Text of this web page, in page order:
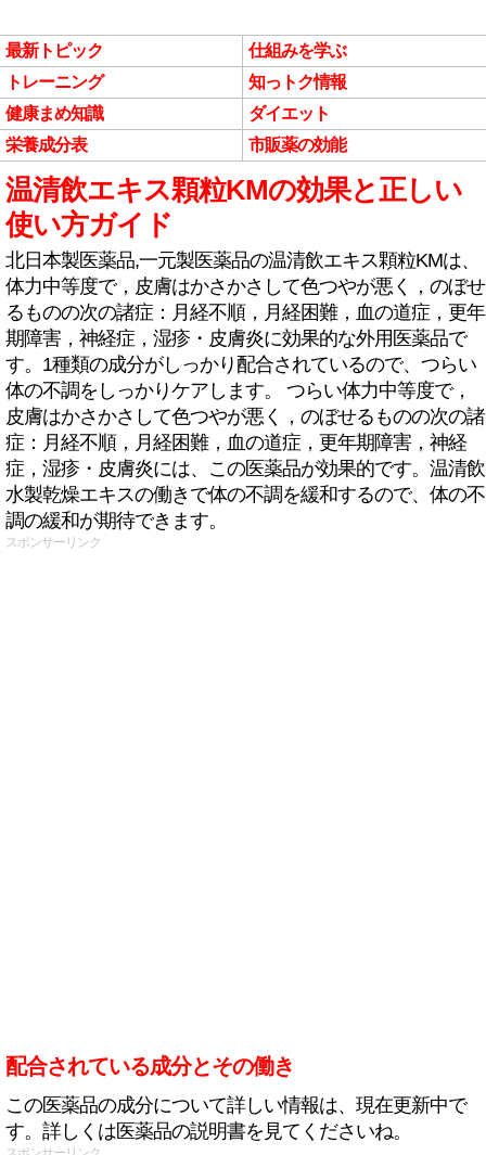
最新トピック
仕組みを学ぶ
トレーニング
知っトク情報
健康まめ知識
ダイエット
栄養成分表
市販薬の効能
温清飲エキス顆粒KMの効果と正しい
使い方ガイド
北日本製医薬品,一元製医薬品の温清飲エキス顆粒KMは、
体力中等度で，皮膚はかさかさして色つやが悪く，のぼせ
るものの次の諸症：月経不順，月経困難，血の道症，更年
期障害，神経症，湿疹・皮膚炎に効果的な外用医薬品で
す。1種類の成分がしっかり配合されているので、つらい
体の不調をしっかりケアします。 つらい体力中等度で，
皮膚はかさかさして色つやが悪く，のぼせるものの次の諸
症：月経不順，月経困難，血の道症，更年期障害，神経
症，湿疹・皮膚炎には、この医薬品が効果的です。温清飲
水製乾燥エキスの働きで体の不調を緩和するので、体の不
調の緩和が期待できます。
スポンサーリンク
配合されている成分とその働き
この医薬品の成分について詳しい情報は、現在更新中で
す。詳しくは医薬品の説明書を見てくださいね。